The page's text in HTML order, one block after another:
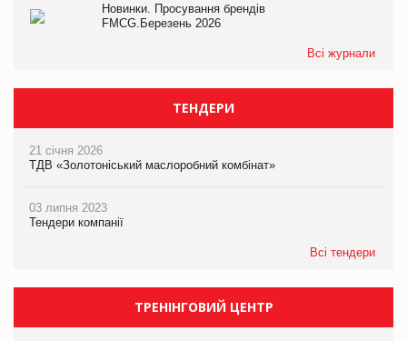
Новинки. Просування брендів
FMCG.Березень 2026
Всі журнали
ТЕНДЕРИ
21 січня 2026
ТДВ «Золотоніський маслоробний комбінат»
03 липня 2023
Тендери компанії
Всі тендери
ТРЕНІНГОВИЙ ЦЕНТР